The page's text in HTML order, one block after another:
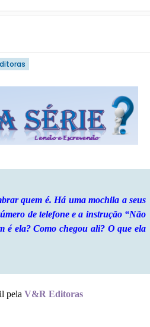
quem é. Há uma mochila a seus
de telefone e a instrução “Não
é ela? Como chegou ali? O que ela
pela V&R Editoras